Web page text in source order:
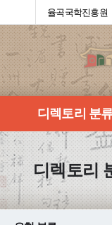
율곡국학진흥원
디렉토리 분
디렉토리